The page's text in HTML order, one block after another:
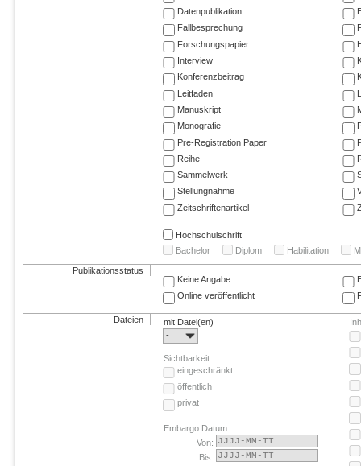
Datenpublikation
Fallbesprechung
Forschungspapier
Interview
Konferenzbeitrag
Leitfaden
Manuskript
Monografie
Pre-Registration Paper
Reihe
Sammelwerk
Stellungnahme
Zeitschriftenartikel
Hochschulschrift
Bachelor
Diplom Habilitation
Publikationsstatus
Keine Angabe
Online veröffentlicht
Dateien
mit Datei(en)
-
Sichtbarkeit
eingeschränkt
öffentlich
privat
Embargo Datum
Von:
Bis: